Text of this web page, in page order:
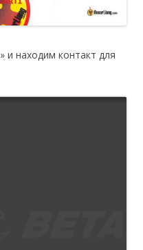
» и находим контакт для